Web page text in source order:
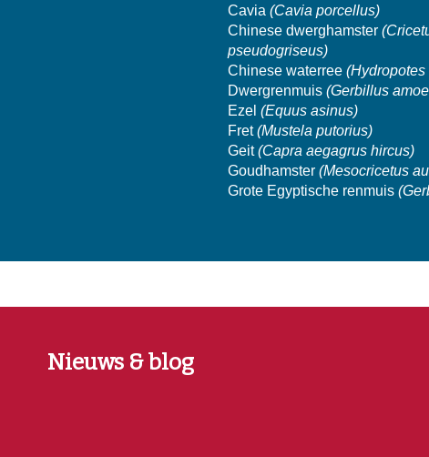
Cavia (Cavia porcellus)
Chinese dwerghamster
pseudogriseus)
Chinese waterree(Hydropotes
Dwergrenmuis(Gerbillus
Ezel(Equus asinus)
Fret(Mustela putorius)
Geit(Capra aegagrus hircus)
Goudhamster (Mesocricetus
Grote Egyptische renmuis
Nieuws & blog